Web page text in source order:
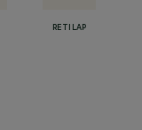
RETILAP